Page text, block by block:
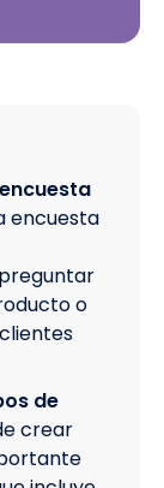
encuesta
o
de
crear